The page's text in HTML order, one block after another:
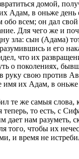
домой,
Адам, в оньже
всем; он дал свой
Для чего же и
зла: сын (Адама)
и его
что их
о поколениях,
руку свою против
имя их Адам, в оньже
те же самыя слова,
теперь, то есть, с
дает нам разуметь,
того, чтобы их
и время не